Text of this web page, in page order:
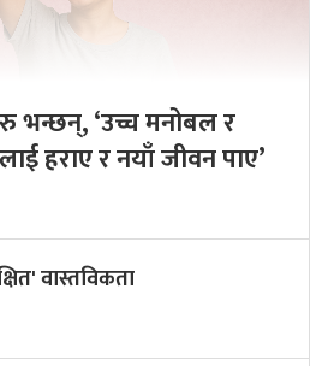
भन्छन्, ‘उच्च मनोबल र
हराए र नयाँ जीवन पाए’
वास्तविकता